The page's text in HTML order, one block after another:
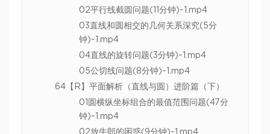
02平行线截圆问题(11分钟)~1.mp4
03直线和圆相交的几何关系深究(5分
钟)~1.mp4
04直线的旋转问题(3分钟)~1.mp4
05公切线问题(8分钟)~1.mp4
64【R】平面解析（直线与圆）进阶篇（下）
01圆横纵坐标组合的最值范围问题(47分
钟)~1.mp4
02放牛郎的困惑(9分钟)~1.mp4